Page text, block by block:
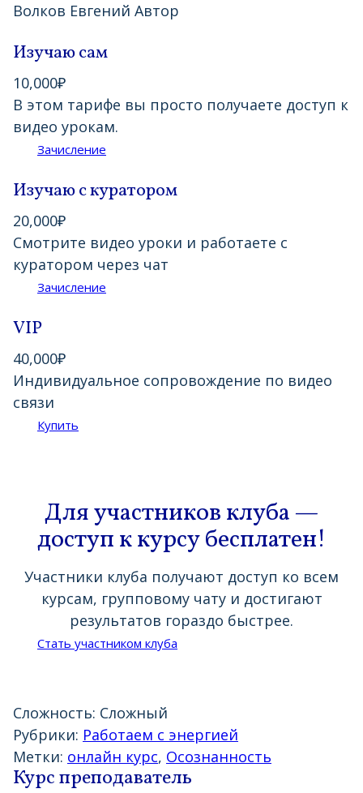
Волков Евгений Автор
Изучаю сам
10,000₽
В этом тарифе вы просто получаете доступ к
видео урокам.
Зачисление
Изучаю с куратором
20,000₽
Смотрите видео уроки и работаете с
куратором через чат
Зачисление
VIP
40,000₽
Индивидуальное сопровождение по видео
связи
Купить
Для участников клуба —
доступ к курсу бесплатен!
Участники клуба получают доступ ко всем
курсам, групповому чату и достигают
результатов гораздо быстрее.
Стать участником клуба
Сложность: Сложный
Рубрики: Работаем с энергией
Метки: онлайн курс, Осознанность
Курс преподаватель